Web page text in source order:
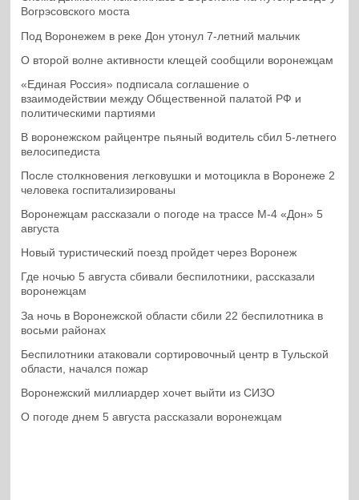
Вогрэсовского моста
Под Воронежем в реке Дон утонул 7-летний мальчик
О второй волне активности клещей сообщили воронежцам
«Единая Россия» подписала соглашение о
взаимодействии между Общественной палатой РФ и
политическими партиями
В воронежском райцентре пьяный водитель сбил 5-летнего
велосипедиста
После столкновения легковушки и мотоцикла в Воронеже 2
человека госпитализированы
Воронежцам рассказали о погоде на трассе М-4 «Дон» 5
августа
Новый туристический поезд пройдет через Воронеж
Где ночью 5 августа сбивали беспилотники, рассказали
воронежцам
За ночь в Воронежской области сбили 22 беспилотника в
восьми районах
Беспилотники атаковали сортировочный центр в Тульской
области, начался пожар
Воронежский миллиардер хочет выйти из СИЗО
О погоде днем 5 августа рассказали воронежцам